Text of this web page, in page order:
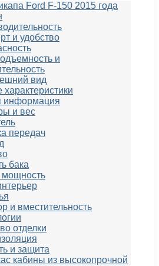
Ford F-150 2015 года
и удобство
и
вид
характеристики
и вес
передач
бака
мощность
и вместительность
отделки
и защита
кабины из высокопрочной